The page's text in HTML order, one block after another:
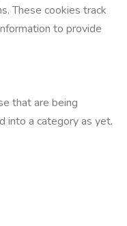
These cookies track
to provide
that are being
into a category as yet.